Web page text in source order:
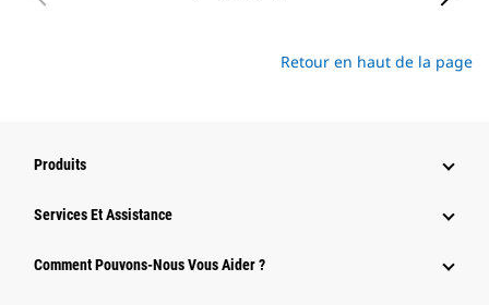
Retour en haut de la page
Produits
Services Et Assistance
Comment Pouvons-Nous Vous Aider ?